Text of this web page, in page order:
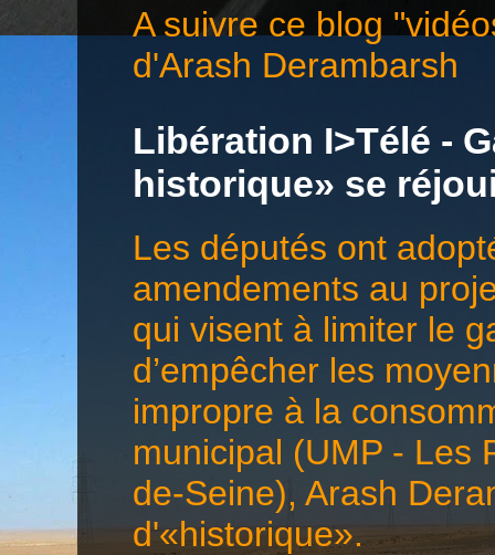
A suivre ce blog
d'Arash Derambarsh
Libération I>Télé -
historique» se
Les députés ont
amendements au
qui visent à limiter le
d’empêcher les
impropre à la
municipal (UMP - Les
de-Seine), Arash
d'«historique».